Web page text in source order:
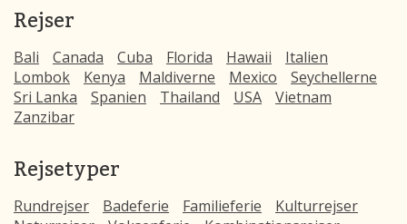
Rejser
Bali Canada Cuba Florida Hawaii
Italien
Lombok
Kenya Maldiverne Mexico
Seychellerne
Sri Lanka
Spanien Thailand USA
Vietnam
Zanzibar
Rejsetyper
Rundrejser Badeferie Familieferie
Kulturrejser